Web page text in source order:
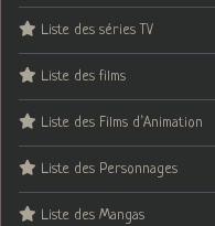
Liste des séries TV
Liste des films
Liste des Films d’Animation
Liste des Personnages
Liste des Mangas